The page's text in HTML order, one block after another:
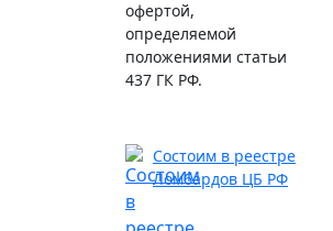
офертой,
определяемой
положениями статьи
437 ГК РФ.
Состоим в реестре
Ломбардов ЦБ РФ